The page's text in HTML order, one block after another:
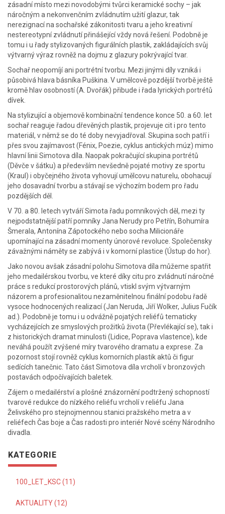
zásadní místo mezi novodobými tvůrci keramické sochy – jak
náročným a nekonvenčním zvládnutím užití glazur, tak
nerezignací na sochařské zákonitosti tvaru a jeho kreativní
nestereotypní zvládnutí přinášející vždy nová řešení. Podobně je
tomu i u řady stylizovaných figurálních plastik, zakládajících svůj
výtvarný výraz rovněž na dojmu z glazury pokrývající tvar.
Sochař neopomíjí ani portrétní tvorbu. Mezi jinými díly vzniká i
působivá hlava básníka Puškina. V umělcově pozdější tvorbě ještě
kromě hlav osobností (A. Dvořák) přibude i řada lyrických portrétů
dívek.
Na stylizující a objemově kombinační tendence konce 50. a 60. let
sochař reaguje řadou dřevěných plastik, projevuje cit i pro tento
materiál, v němž se do té doby nevyjadřoval. Skupina soch patří i
přes svou zajímavost (Fénix, Poezie, cyklus antických múz) mimo
hlavní linii Simotova díla. Naopak pokračující skupina portrétů
(Děvče v šátku) a především nevšedně pojaté motivy ze sportu
(Kraul) i obyčejného života vyhovují umělcovu naturelu, obohacují
jeho dosavadní tvorbu a stávají se výchozím bodem pro řadu
pozdějších děl.
V 70. a 80. letech vytváří Simota řadu pomníkových děl, mezi ty
nejpodstatnější patří pomníky Jana Nerudy pro Petřín, Bohumíra
Šmerala, Antonína Zápotockého nebo socha Milicionáře
upomínající na zásadní momenty únorové revoluce. Společensky
závažnými náměty se zabývá i v komorní plastice (Ústup do hor).
Jako novou avšak zásadní polohu Simotova díla můžeme spatřit
jeho medailérskou tvorbu, ve které díky citu pro zvládnutí náročné
práce s redukcí prostorových plánů, vtiskl svým výtvarným
názorem a profesionalitou nezaměnitelnou finální podobu řadě
vysoce hodnocených realizací (Jan Neruda, Jiří Wolker, Julius Fučík
ad.). Podobně je tomu i u odvážně pojatých reliéfů tematicky
vycházejících ze smyslových prožitků života (Převlékající se), tak i
z historických dramat minulosti (Lidice, Poprava vlastence), kde
neváhá použít zvýšené míry tvarového dramatu a exprese. Za
pozornost stojí rovněž cyklus komorních plastik aktů či figur
sedících tanečnic. Tato část Simotova díla vrcholí v bronzových
postavách odpočívajících baletek.
Zájem o medailérství a plošné znázornění podtržený schopností
tvarové redukce do nízkého reliéfu vrcholí v reliéfu Jana
Želivského pro stejnojmennou stanici pražského metra a v
reliéfech Čas boje a Čas radosti pro interiér Nové scény Národního
divadla.
KATEGORIE
100_LET_KSC (11)
AKTUALITY (12)